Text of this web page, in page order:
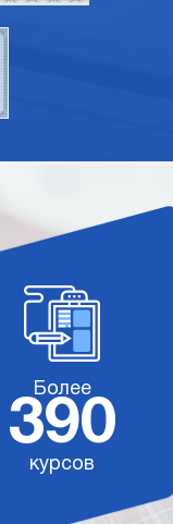
Более
390
курсов